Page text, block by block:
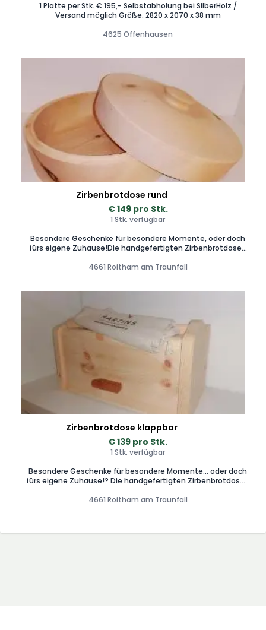
1 Platte per Stk. € 195,- Selbstabholung bei SilberHolz /
Versand möglich Größe: 2820 x 2070 x 38 mm
4625 Offenhausen
Zirbenbrotdose rund
€ 149 pro Stk.
1 Stk. verfügbar
Besondere Geschenke für besondere Momente, oder doch
fürs eigene Zuhause!Die handgefertigten Zirbenbrotdosen
Varianten gefertigt! Größe ca 33-35cm Durchmesser Höhe4661 Roitham am Traunfall
Zirbenbrotdose klappbar
€ 139 pro Stk.
1 Stk. verfügbar
Besondere Geschenke für besondere Momente... oder doch
fürs eigene Zuhause!? Die handgefertigten Zirbenbrotdosen
Varianten gefertigt (rund, eckig mit Deckel, klappbar). Größe
4661 Roitham am Traunfall